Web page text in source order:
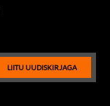
LIITU UUDISKIRJAGA